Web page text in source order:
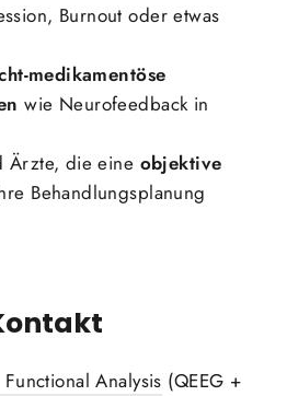
Burnout oder etwas
medikamentöse
wie Neurofeedback in
Ärzte, die eine objektive
Behandlungsplanung
Functional Analysis (QEEG +